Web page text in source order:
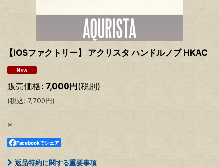
【IOSファクトリー】 アクリスタ ハンドルノブ HKAC
販売価格: 7,000円(税別)
(税込: 7,700円)
×
Facebookでシェア
返品特約に関する重要事項